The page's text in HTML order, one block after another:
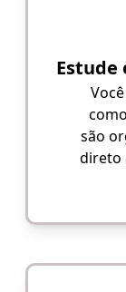
Estude
são
direto